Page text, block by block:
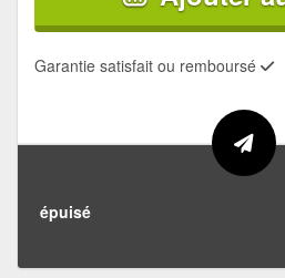
Garantie satisfait ou remboursé
épuisé